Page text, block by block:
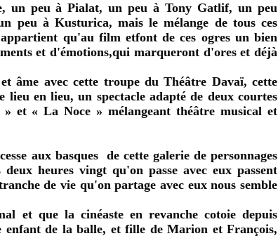
un peu à Pialat, un peu à Tony Gatlif, un peu
peu à Kusturica, mais le mélange de tous ces
qu'au film etfont de ces ogres un bien
et d'émotions,qui marqueront d'ores et déjà
âme avec cette troupe du Théâtre Davaï, cette
lieu en lieu, un spectacle adapté de deux courtes
et « La Noce » mélangeant théâtre musical et
aux basques de cette galerie de personnages
heures vingt qu'on passe avec eux passent
de vie qu'on partage avec eux nous semble
et que la cinéaste en revanche cotoie depuis
enfant de la balle, et fille de Marion et François,